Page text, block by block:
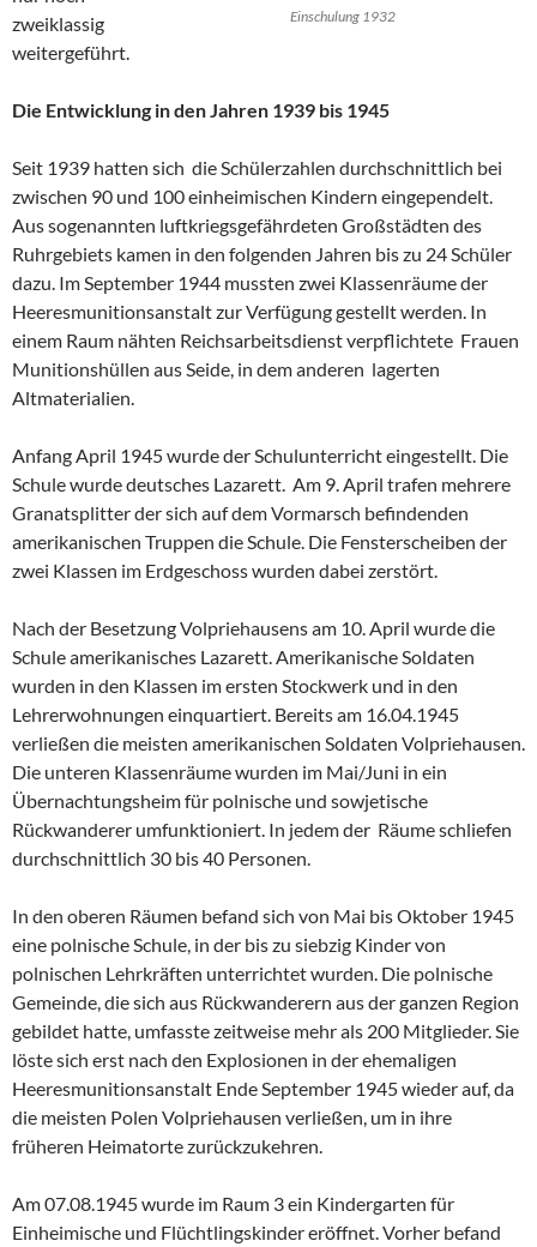
Einschulung 1932
zweiklassig
weitergeführt.
Die Entwicklung in den Jahren 1939 bis 1945
Seit 1939 hatten sich die Schülerzahlen durchschnittlich bei
zwischen 90 und 100 einheimischen Kindern eingependelt.
Aus sogenannten luftkriegsgefährdeten Großstädten des
Ruhrgebiets kamen in den folgenden Jahren bis zu 24 Schüler
dazu. Im September 1944 mussten zwei Klassenräume der
Heeresmunitionsanstalt zur Verfügung gestellt werden. In
einem Raum nähten Reichsarbeitsdienst verpflichtete Frauen
Munitionshüllen aus Seide, in dem anderen lagerten
Altmaterialien.
Anfang April 1945 wurde der Schulunterricht eingestellt. Die
Schule wurde deutsches Lazarett. Am 9. April trafen mehrere
Granatsplitter der sich auf dem Vormarsch befindenden
amerikanischen Truppen die Schule. Die Fensterscheiben der
zwei Klassen im Erdgeschoss wurden dabei zerstört.
Nach der Besetzung Volpriehausens am 10. April wurde die
Schule amerikanisches Lazarett. Amerikanische Soldaten
wurden in den Klassen im ersten Stockwerk und in den
Lehrerwohnungen einquartiert. Bereits am 16.04.1945
verließen die meisten amerikanischen Soldaten Volpriehausen.
Die unteren Klassenräume wurden im Mai/Juni in ein
Übernachtungsheim für polnische und sowjetische
Rückwanderer umfunktioniert. In jedem der Räume schliefen
durchschnittlich 30 bis 40 Personen.
In den oberen Räumen befand sich von Mai bis Oktober 1945
eine polnische Schule, in der bis zu siebzig Kinder von
polnischen Lehrkräften unterrichtet wurden. Die polnische
Gemeinde, die sich aus Rückwanderern aus der ganzen Region
gebildet hatte, umfasste zeitweise mehr als 200 Mitglieder. Sie
löste sich erst nach den Explosionen in der ehemaligen
Heeresmunitionsanstalt Ende September 1945 wieder auf, da
die meisten Polen Volpriehausen verließen, um in ihre
früheren Heimatorte zurückzukehren.
Am 07.08.1945 wurde im Raum 3 ein Kindergarten für
Einheimische und Flüchtlingskinder eröffnet. Vorher befand